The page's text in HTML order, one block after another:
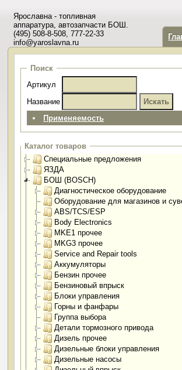
Ярославна - топливная
аппаратура, автозапчасти БОШ.
(495) 508-8-508, 777-22-33
info@yaroslavna.ru
Поиск
Артикул
Название
Применяемость
Каталог товаров
Специальные предложения
ЯЗДА
БОШ (BOSCH)
Диагностическое оборудование
Оборудование для магазинов и
ABS/TCS/ESP
Body Electronics
MKE1 прочее
MKG3 прочее
Service and Repair tools
Аккумуляторы
Бензин прочее
Бензиновый впрыск
Блоки управления
Горны и фанфары
Группа выбора
Детали тормозного привода
Дизель прочее
Дизельные блоки управления
Дизельные насосы